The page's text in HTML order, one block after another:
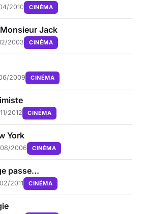
2010 CINÉMA
Jack
2003 CINÉMA
2009 CINÉMA
2012 CINÉMA
York
2006 CINÉMA
passe...
2011 CINÉMA